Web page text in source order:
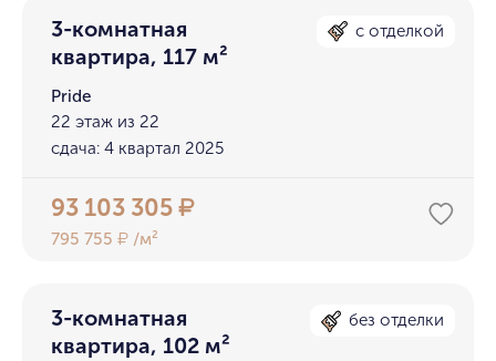
3-комнатная
квартира, 117 м²
с отделкой
Pride
22 этаж из 22
сдача: 4 квартал 2025
93 103 305₽
795 755₽ /м²
3-комнатная
квартира, 102 м²
без отделки